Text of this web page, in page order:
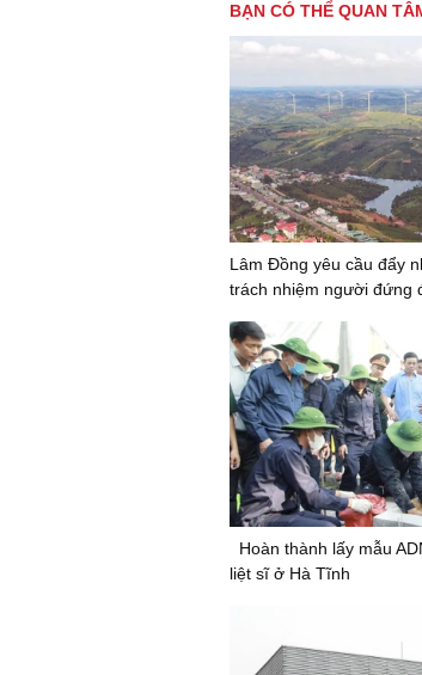
BẠN CÓ THỂ QUAN
Lâm Đồng yêu cầu đẩy
trách nhiệm người đứng
Hoàn thành lấy mẫu
liệt sĩ ở Hà Tĩnh